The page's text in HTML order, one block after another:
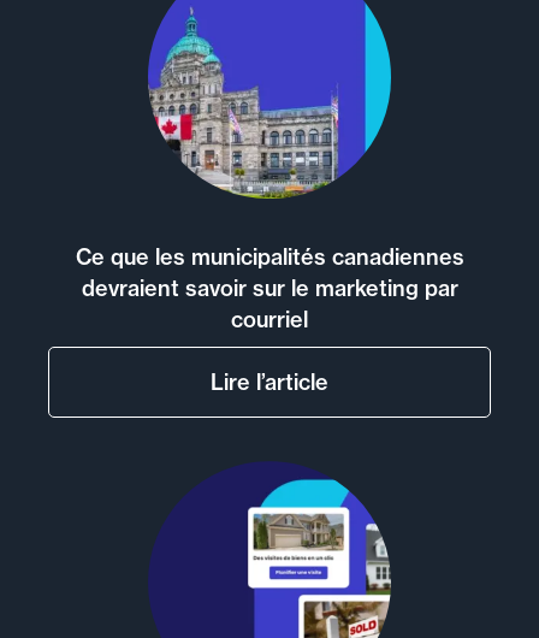
Ce que les municipalités canadiennes
devraient savoir sur le marketing par
courriel
Lire l’article